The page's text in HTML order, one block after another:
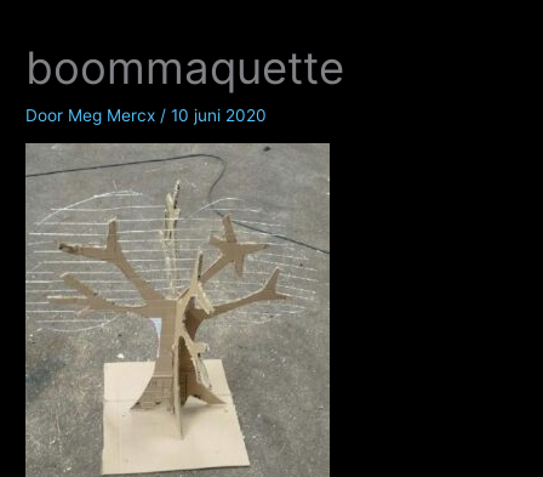
boommaquette
Door Meg Mercx /10 juni 2020